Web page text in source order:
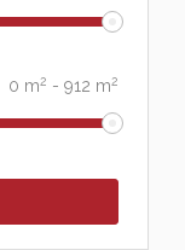
0 m2 - 912 m2